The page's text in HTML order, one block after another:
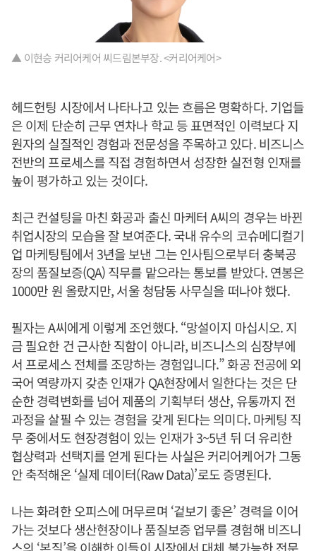
▲ 이현승 커리어케어 씨드림본부장. <커리어케어>
헤드헌팅 시장에서 나타나고 있는 흐름은 명확하다. 기업들
은 이제 단순히 근무 연차나 학교 등 표면적인 이력보다 지
원자의 실질적인 경험과 전문성을 주목하고 있다. 비즈니스
전반의 프로세스를 직접 경험하면서 성장한 실전형 인재를
높이 평가하고 있는 것이다.
최근 컨설팅을 마친 화공과 출신 마케터 A씨의 경우는 바뀐
취업시장의 모습을 잘 보여준다. 국내 유수의 코슈메디컬기
업 마케팅팀에서 3년을 보낸 그는 인사팀으로부터 충북공
장의 품질보증(QA) 직무를 맡으라는 통보를 받았다. 연봉은
1000만 원 올랐지만, 서울 청담동 사무실을 떠나야 했다.
필자는 A씨에게 이렇게 조언했다. “망설이지 마십시오. 지
금 필요한 건 근사한 직함이 아니라, 비즈니스의 심장부에
서 프로세스 전체를 조망하는 경험입니다.” 화공 전공에 외
국어 역량까지 갖춘 인재가 QA현장에서 일한다는 것은 단
순한 경력변화를 넘어 제품의 기획부터 생산, 유통까지 전
과정을 살필 수 있는 경험을 갖게 된다는 의미다. 마케팅 직
무 중에서도 현장경험이 있는 인재가 3~5년 뒤 더 유리한
협상력과 선택지를 얻게 된다는 사실은 커리어케어가 그동
안 축적해온 ‘실제 데이터(Raw Data)’로도 증명된다.
나는 화려한 오피스에 머무르며 ‘겉보기 좋은’ 경력을 이어
가는 것보다 생산현장이나 품질보증 업무를 경험해 비즈니